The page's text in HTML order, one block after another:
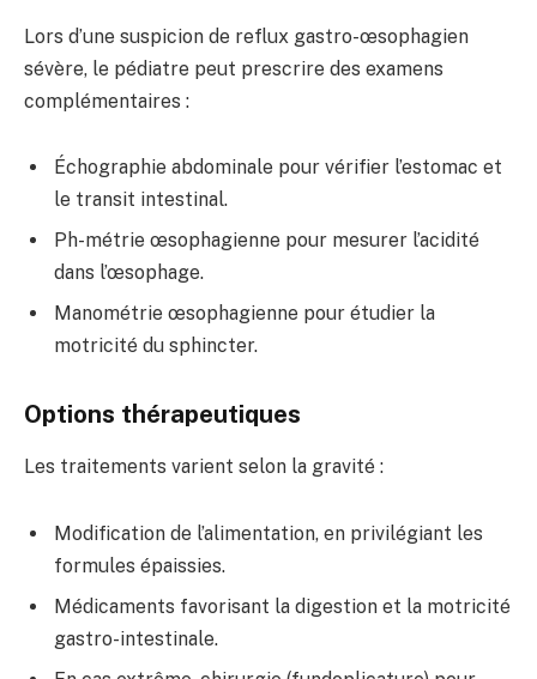
Lors d’une suspicion de reflux gastro-œsophagien
sévère, le pédiatre peut prescrire des examens
complémentaires :
Échographie abdominale pour vérifier l’estomac et
le transit intestinal.
Ph-métrie œsophagienne pour mesurer l’acidité
dans l’œsophage.
Manométrie œsophagienne pour étudier la
motricité du sphincter.
Options thérapeutiques
Les traitements varient selon la gravité :
Modification de l’alimentation, en privilégiant les
formules épaissies.
Médicaments favorisant la digestion et la motricité
gastro-intestinale.